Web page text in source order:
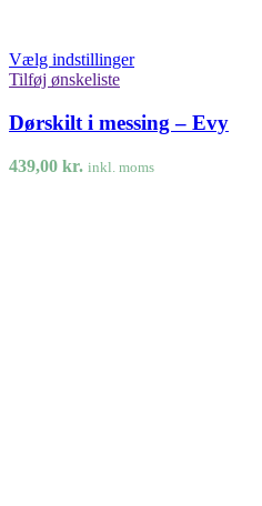
Vælg indstillinger
Tilføj ønskeliste
Dørskilt i messing – Evy
439,00 kr. inkl. moms